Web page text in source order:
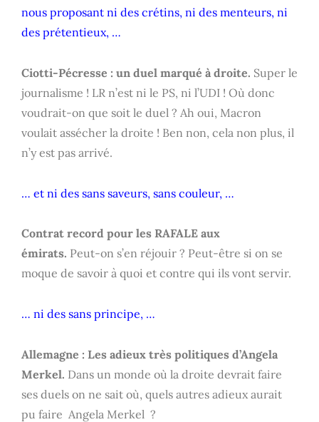
nous proposant ni des crétins, ni des menteurs, ni
des prétentieux, …
Ciotti-Pécresse : un duel marqué à droite. Super le
journalisme ! LR n’est ni le PS, ni l’UDI ! Où donc
voudrait-on que soit le duel ? Ah oui, Macron
voulait assécher la droite ! Ben non, cela non plus, il
n’y est pas arrivé.
… et ni des sans saveurs, sans couleur, …
Contrat record pour les RAFALE aux
émirats. Peut-on s’en réjouir ? Peut-être si on se
moque de savoir à quoi et contre qui ils vont servir.
… ni des sans principe, …
Allemagne : Les adieux très politiques d’Angela
Merkel. Dans un monde où la droite devrait faire
ses duels on ne sait où, quels autres adieux aurait
pu faire Angela Merkel ?